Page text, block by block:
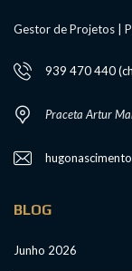
Gestor de Projetos |
939 470 440
Praceta Artur
BLOG
Junho 2026